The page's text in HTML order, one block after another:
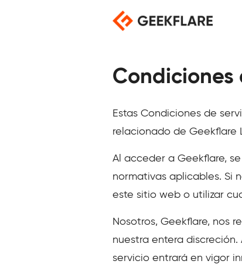
Condiciones
Estas Condiciones de
relacionado de Geekflare
Al acceder a Geekflare,
normativas aplicables. Si
este sitio web o utilizar
Nosotros, Geekflare, nos
nuestra entera
servicio entrará en vigor